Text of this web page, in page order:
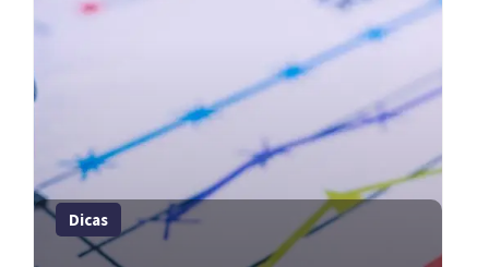
Dicas